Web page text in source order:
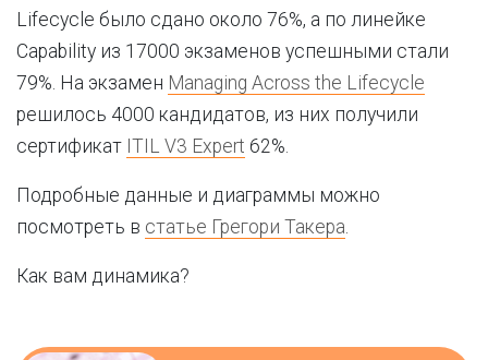
Lifecycle было сдано около 76%, а по линейке
Capability из 17000 экзаменов успешными стали
79%. На экзамен Managing Across the Lifecycle
решилось 4000 кандидатов, из них получили
сертификат ITIL V3 Expert 62%.
Подробные данные и диаграммы можно
посмотреть в статье Грегори Такера.
Как вам динамика?